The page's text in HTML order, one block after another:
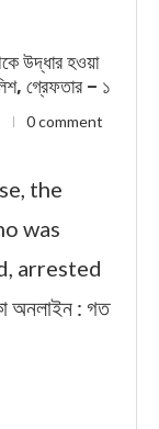
উদ্ধার হওয়া
গ্রেফতার – ১
0 comment
the
was
arrested
অনলাইন : গত